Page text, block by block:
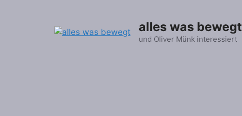
alles was bewegt
und Oliver Münk interessiert